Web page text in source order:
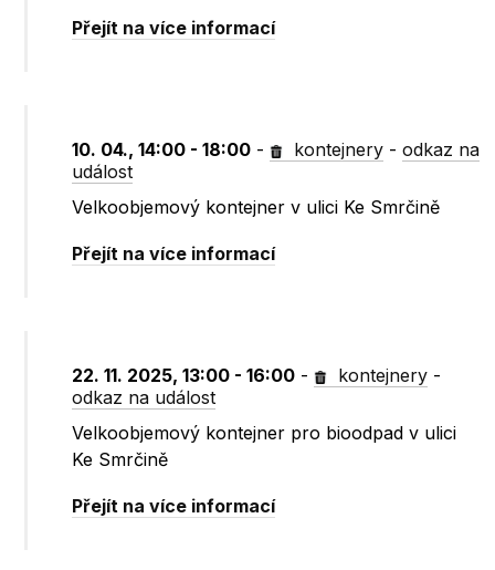
Přejít na více informací
10. 04., 14:00 - 18:00 - kontejnery -odkaz na
událost
Velkoobjemový kontejner v ulici Ke Smrčině
Přejít na více informací
22. 11. 2025, 13:00 - 16:00 - kontejnery -
odkaz na událost
Velkoobjemový kontejner pro bioodpad v ulici
Ke Smrčině
Přejít na více informací